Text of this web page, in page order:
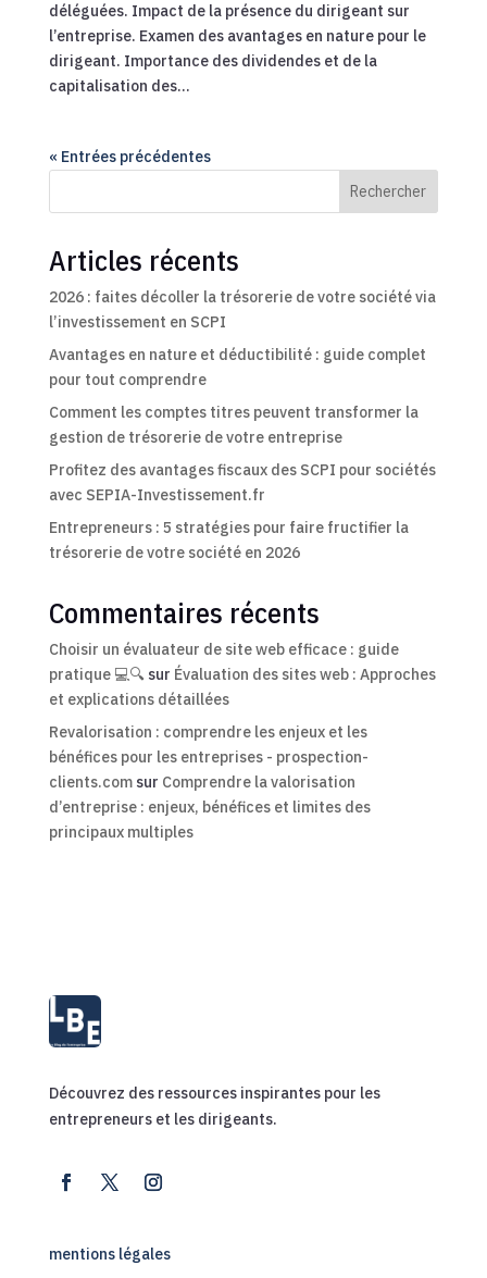
déléguées. Impact de la présence du dirigeant sur
l’entreprise. Examen des avantages en nature pour le
dirigeant. Importance des dividendes et de la
capitalisation des...
« Entrées précédentes
Rechercher
Articles récents
2026 : faites décoller la trésorerie de votre société via
l’investissement en SCPI
Avantages en nature et déductibilité : guide complet
pour tout comprendre
Comment les comptes titres peuvent transformer la
gestion de trésorerie de votre entreprise
Profitez des avantages fiscaux des SCPI pour sociétés
avec SEPIA-Investissement.fr
Entrepreneurs : 5 stratégies pour faire fructifier la
trésorerie de votre société en 2026
Commentaires récents
Choisir un évaluateur de site web efficace : guide
pratique 💻🔍 sur Évaluation des sites web : Approches
et explications détaillées
Revalorisation : comprendre les enjeux et les
bénéfices pour les entreprises - prospection-
clients.comsur Comprendre la valorisation
d’entreprise : enjeux, bénéfices et limites des
principaux multiples
Découvrez des ressources inspirantes pour les
entrepreneurs et les dirigeants.
mentions légales